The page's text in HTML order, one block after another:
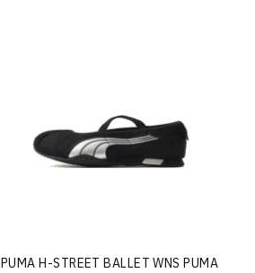
PUMA H-STREET BALLET WNS PUMA